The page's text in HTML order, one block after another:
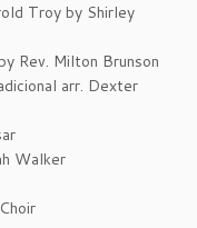
Troy by Shirley
Rev. Milton Brunson
arr. Dexter
Walker